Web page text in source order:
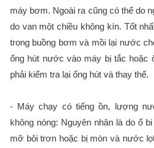
máy bơm. Ngoài ra cũng có thể do
do van một chiều không kín. Tốt
trong buồng bơm và mồi lại nước
ống hút nước vào máy bị tắc hoặc
phải kiểm tra lại ống hút và thay thế.
- Máy chạy có tiếng ồn, lượng
không nóng: Nguyên nhân là do ổ
mỡ bôi trơn hoặc bị mòn và nước